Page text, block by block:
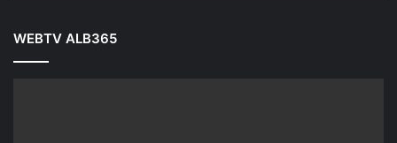
WEBTV ALB365